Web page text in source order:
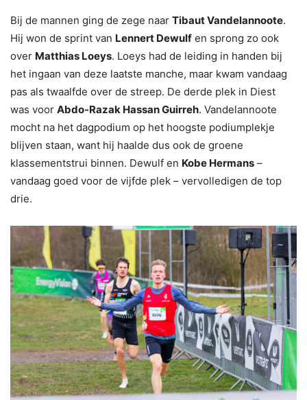
Bij de mannen ging de zege naar Tibaut Vandelannoote.
Hij won de sprint van Lennert Dewulf en sprong zo ook
over Matthias Loeys. Loeys had de leiding in handen bij
het ingaan van deze laatste manche, maar kwam vandaag
pas als twaalfde over de streep. De derde plek in Diest
was voor Abdo-Razak Hassan Guirreh. Vandelannoote
mocht na het dagpodium op het hoogste podiumplekje
blijven staan, want hij haalde dus ook de groene
klassementstrui binnen. Dewulf en Kobe Hermans –
vandaag goed voor de vijfde plek – vervolledigen de top
drie.